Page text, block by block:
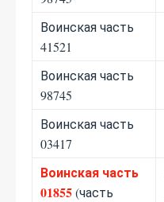
Воинская часть
41521
Воинская часть
98745
Воинская часть
03417
Воинская часть
01855(часть